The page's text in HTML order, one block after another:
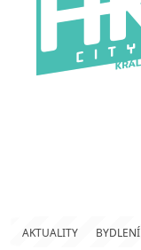
AKTUALITY BYDLENÍ